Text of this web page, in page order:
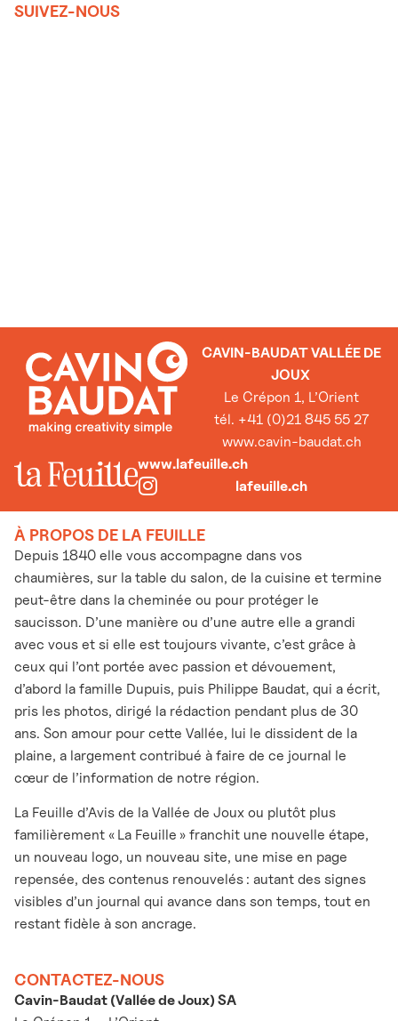
SUIVEZ-NOUS
CAVIN-BAUDAT VALLÉE DE
JOUX
Le Crépon 1, L’Orient
tél. +41 (0)21 845 55 27
www.cavin-baudat.ch
www.lafeuille.ch
lafeuille.ch
À PROPOS DE LA FEUILLE
Depuis 1840 elle vous accompagne dans vos
chaumières, sur la table du salon, de la cuisine et termine
peut-être dans la cheminée ou pour protéger le
saucisson. D’une manière ou d’une autre elle a grandi
avec vous et si elle est toujours vivante, c’est grâce à
ceux qui l’ont portée avec passion et dévouement,
d’abord la famille Dupuis, puis Philippe Baudat, qui a écrit,
pris les photos, dirigé la rédaction pendant plus de 30
ans. Son amour pour cette Vallée, lui le dissident de la
plaine, a largement contribué à faire de ce journal le
cœur de l’information de notre région.
La Feuille d’Avis de la Vallée de Joux ou plutôt plus
familièrement « La Feuille » franchit une nouvelle étape,
un nouveau logo, un nouveau site, une mise en page
repensée, des contenus renouvelés : autant des signes
visibles d’un journal qui avance dans son temps, tout en
restant fidèle à son ancrage.
CONTACTEZ-NOUS
Cavin-Baudat (Vallée de Joux) SA